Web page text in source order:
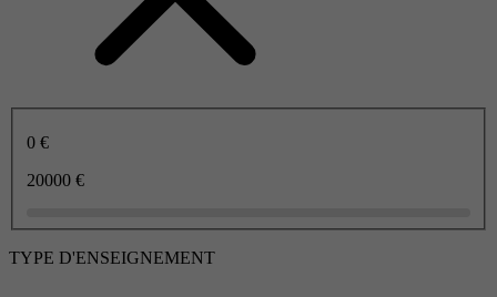
0 €
20000 €
TYPE D'ENSEIGNEMENT